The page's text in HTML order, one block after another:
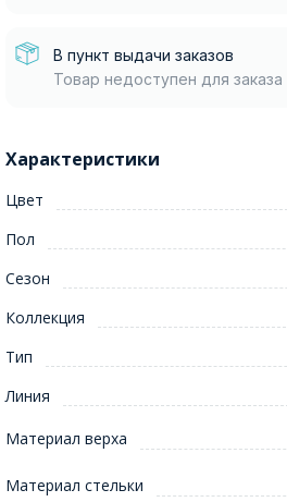
В пункт выдачи заказов
Товар недоступен для заказа
Характеристики
Цвет
Пол
Сезон
Коллекция
Тип
Линия
Материал верха
Материал стельки